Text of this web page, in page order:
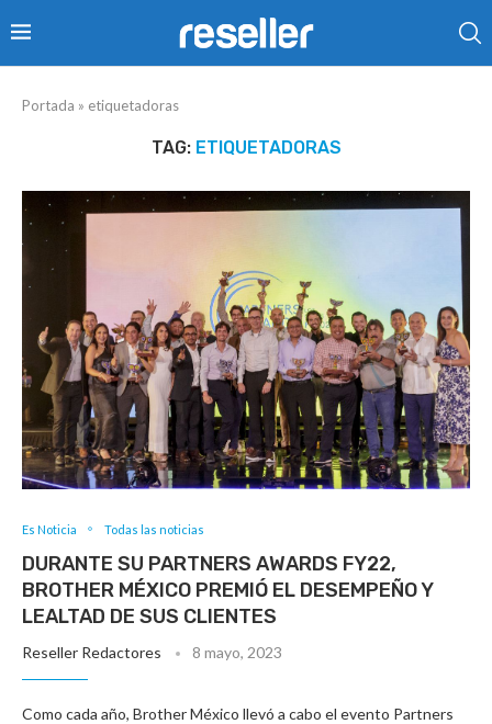
Portada » etiquetadoras
TAG: ETIQUETADORAS
Es Noticia Todas las noticias
DURANTE SU PARTNERS AWARDS FY22,
BROTHER MÉXICO PREMIÓ EL DESEMPEÑO Y
LEALTAD DE SUS CLIENTES
Reseller Redactores 8 mayo, 2023
Como cada año, Brother México llevó a cabo el evento Partners